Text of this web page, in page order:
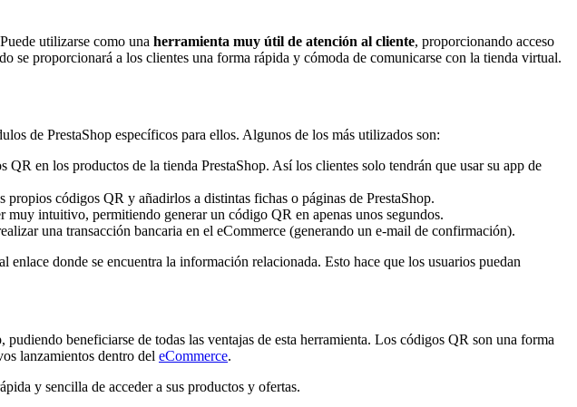
utilizarse como una herramienta muy útil de atención al cliente, proporcionando acceso
se proporcionará a los clientes una forma rápida y cómoda de comunicarse con la tienda virtual.
de PrestaShop específicos para ellos. Algunos de los más utilizados son:
en los productos de la tienda PrestaShop. Así los clientes solo tendrán que usar su app de
códigos QR y añadirlos a distintas fichas o páginas de PrestaShop.
intuitivo, permitiendo generar un código QR en apenas unos segundos.
una transacción bancaria en el eCommerce (generando un e-mail de confirmación).
enlace donde se encuentra la información relacionada. Esto hace que los usuarios puedan
beneficiarse de todas las ventajas de esta herramienta. Los códigos QR son una forma
lanzamientos dentro del eCommerce.
y sencilla de acceder a sus productos y ofertas.